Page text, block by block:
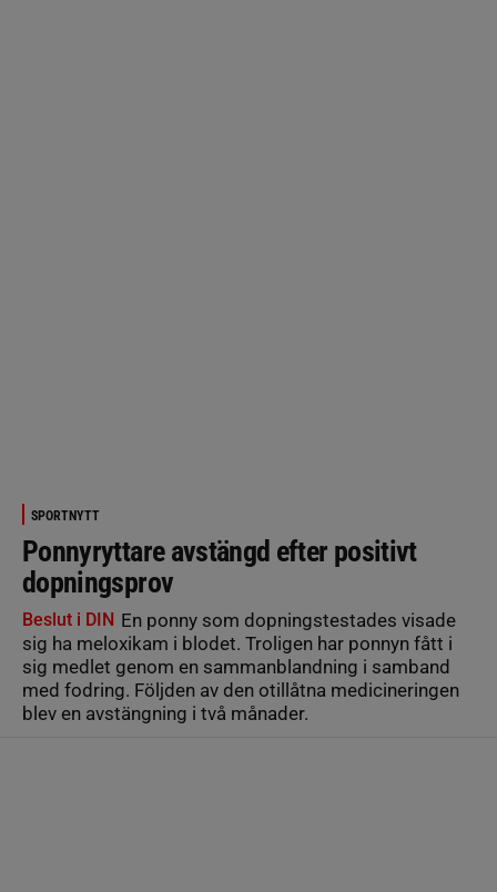
SPORTNYTT
Ponnyryttare avstängd efter positivt
dopningsprov
Beslut i DIN En ponny som dopningstestades visade
sig ha meloxikam i blodet. Troligen har ponnyn fått i
sig medlet genom en sammanblandning i samband
med fodring. Följden av den otillåtna medicineringen
blev en avstängning i två månader.